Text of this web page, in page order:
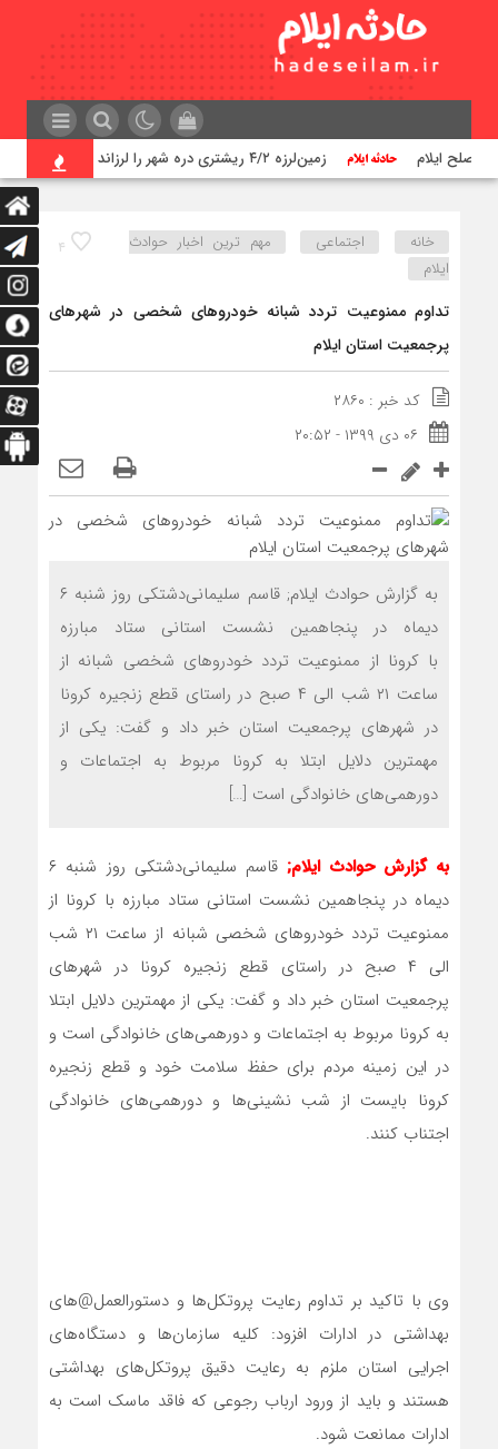
زمین‌لرزه ۴/۲ ریشتری دره شهر را لرزاند
۴ خانه اجتماعی
مهم ترین اخبار حوادث
ایلام
تداوم ممنوعیت تردد شبانه خودروهای شخصی در شهرهای
پرجمعیت استان ایلام
کد خبر : ۲۸۶۰
۰۶ دی ۱۳۹۹ - ۲۰:۵۲
به گزارش حوادث ایلام; قاسم سلیمانی‌دشتکی روز شنبه ۶
دیماه در پنجاهمین نشست استانی ستاد مبارزه
با کرونا از ممنوعیت تردد خودروهای شخصی شبانه از
ساعت ۲۱ شب الی ۴ صبح در راستای قطع زنجیره کرونا
در شهرهای پرجمعیت استان خبر داد و گفت: یکی از
مهمترین دلایل ابتلا به کرونا مربوط به اجتماعات و
دورهمی‌های خانوادگی است […]
به گزارش حوادث ایلام;
قاسم سلیمانی‌دشتکی روز شنبه ۶
دیماه در پنجاهمین نشست استانی ستاد مبارزه با کرونا از
ممنوعیت تردد خودروهای شخصی شبانه از ساعت ۲۱ شب
الی ۴ صبح در راستای قطع زنجیره کرونا در شهرهای
پرجمعیت استان خبر داد و گفت: یکی از مهمترین دلایل ابتلا
به کرونا مربوط به اجتماعات و دورهمی‌های خانوادگی است و
در این زمینه مردم برای حفظ سلامت خود و قطع زنجیره
کرونا بایست از شب نشینی‌ها و دورهمی‌های خانوادگی
اجتناب کنند.
وی با تاکید بر تداوم رعایت پروتکل‌ها و دستورالعمل@های
بهداشتی در ادارات افزود: کلیه سازمان‌ها و دستگاه‌های
اجرایی استان ملزم به رعایت دقیق پروتکل‌های بهداشتی
هستند و باید از ورود ارباب رجوعی که فاقد ماسک است به
ادارات ممانعت شود.